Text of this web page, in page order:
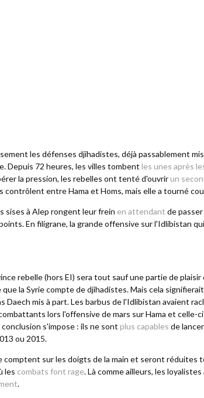
les défenses djihadistes, déjà passablement
Depuis 72 heures, les villes tombent les unes après
la pression, les rebelles ont tenté d'ouvrirun
contrôlent entre Hama et Homs, mais elle a tourné
sises à Alep rongent leur frein en attendant de passer
En filigrane, la grande offensive sur l'Idlibistan qui
rebelle (hors EI) sera tout sauf une partie de plaisir
la Syrie compte de djihadistes. Mais cela signifierait
Daech mis à part. Les barbus de l'Idlibistan avaient
lors l'offensive de mars sur Hama et celle-
s'impose : ils ne sont plus capables de
ou 2015.
comptent sur les doigts de la main et seront réduites
les combats font rage. Là comme ailleurs, les
.